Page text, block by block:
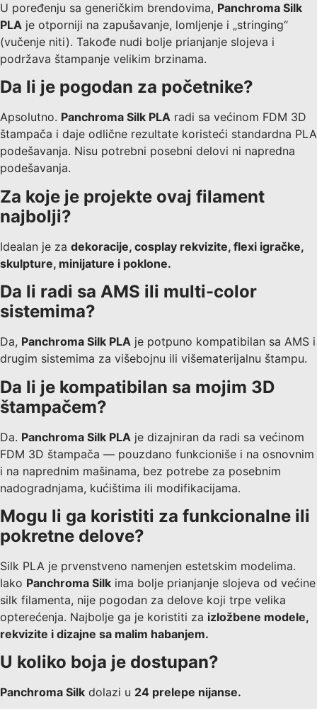
U poređenju sa generičkim brendovima, Panchroma Silk
PLA je otporniji na zapušavanje, lomljenje i „stringing“
(vučenje niti). Takođe nudi bolje prianjanje slojeva i
podržava štampanje velikim brzinama.
Da li je pogodan za početnike?
Apsolutno. Panchroma Silk PLA radi sa većinom FDM 3D
štampača i daje odlične rezultate koristeći standardna PLA
podešavanja. Nisu potrebni posebni delovi ni napredna
podešavanja.
Za koje je projekte ovaj filament
najbolji?
Idealan je za dekoracije, cosplay rekvizite, flexi igračke,
skulpture, minijature i poklone.
Da li radi sa AMS ili multi-color
sistemima?
Da, Panchroma Silk PLA je potpuno kompatibilan sa AMS i
drugim sistemima za višebojnu ili višematerijalnu štampu.
Da li je kompatibilan sa mojim 3D
štampačem?
Da. Panchroma Silk PLA je dizajniran da radi sa većinom
FDM 3D štampača — pouzdano funkcioniše i na osnovnim
i na naprednim mašinama, bez potrebe za posebnim
nadogradnjama, kućištima ili modifikacijama.
Mogu li ga koristiti za funkcionalne ili
pokretne delove?
Silk PLA je prvenstveno namenjen estetskim modelima.
Iako Panchroma Silk ima bolje prianjanje slojeva od većine
silk filamenta, nije pogodan za delove koji trpe velika
opterećenja. Najbolje ga je koristiti za izložbene modele,
rekvizite i dizajne sa malim habanjem.
U koliko boja je dostupan?
Panchroma Silk dolazi u 24 prelepe nijanse.